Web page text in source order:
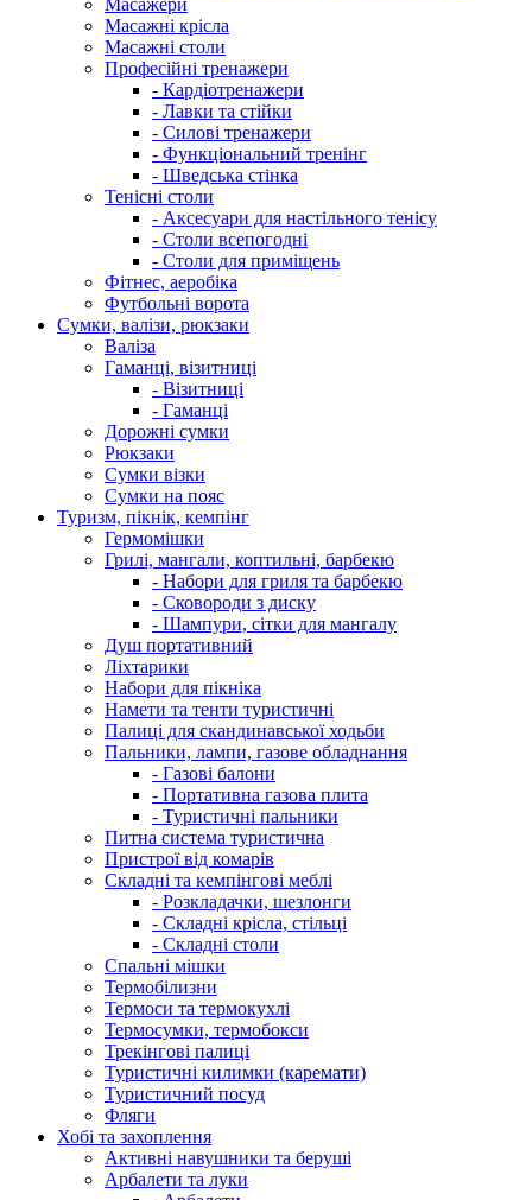
Масажери
Масажні крісла
Масажні столи
Професійні тренажери
- Кардіотренажери
- Лавки та стійки
- Силові тренажери
- Функціональний тренінг
- Шведська стінка
Тенісні столи
- Аксесуари для настільного тенісу
- Столи всепогодні
- Столи для приміщень
Фітнес, аеробіка
Футбольні ворота
Сумки, валізи, рюкзаки
Валіза
Гаманці, візитниці
- Візитниці
- Гаманці
Дорожні сумки
Рюкзаки
Сумки візки
Сумки на пояс
Туризм, пікнік, кемпінг
Гермомішки
Грилі, мангали, коптильні, барбекю
- Набори для гриля та барбекю
- Сковороди з диску
- Шампури, сітки для мангалу
Душ портативний
Ліхтарики
Набори для пікніка
Намети та тенти туристичні
Палиці для скандинавської ходьби
Пальники, лампи, газове обладнання
- Газові балони
- Портативна газова плита
- Туристичні пальники
Питна система туристична
Пристрої від комарів
Складні та кемпінгові меблі
- Розкладачки, шезлонги
- Складні крісла, стільці
- Складні столи
Спальні мішки
Термобілизни
Термоси та термокухлі
Термосумки, термобокси
Трекінгові палиці
Туристичні килимки (каремати)
Туристичний посуд
Фляги
Хобі та захоплення
Активні навушники та беруші
Арбалети та луки